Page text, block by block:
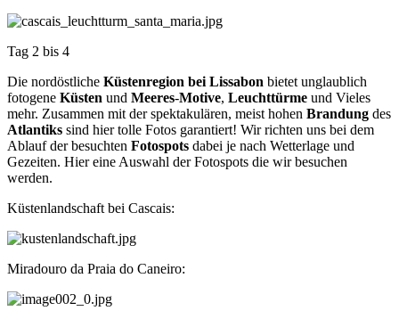
Tag 2 bis 4
Die nordöstliche Küstenregion bei Lissabon bietet unglaublich
fotogene Küsten und Meeres-Motive, Leuchttürme und Vieles
mehr. Zusammen mit der spektakulären, meist hohen Brandung des
Atlantiks sind hier tolle Fotos garantiert! Wir richten uns bei dem
Ablauf der besuchten Fotospots dabei je nach Wetterlage und
Gezeiten. Hier eine Auswahl der Fotospots die wir besuchen
werden.
Küstenlandschaft bei Cascais:
Miradouro da Praia do Caneiro: